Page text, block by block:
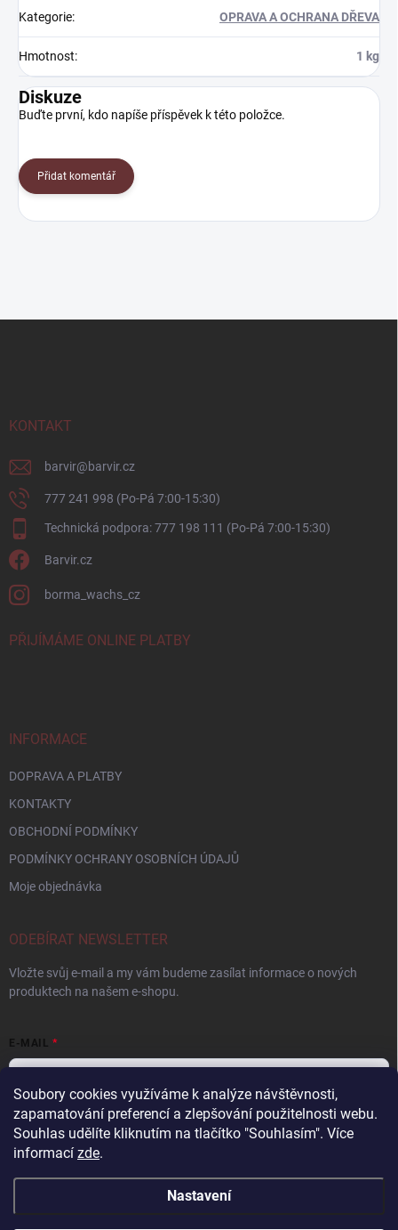
Soubory cookies využíváme k analýze návštěvnosti,
zapamatování preferencí a zlepšování použitelnosti webu.
Souhlas udělíte kliknutím na tlačítko "Souhlasím". Více
informací zde.
Nastavení
Kategorie: OPRAVA A OCHRANA DŘEVA
Hmotnost: 1 kg
Diskuze
Buďte první, kdo napíše příspěvek k této položce.
Přidat komentář
KONTAKT
barvir@barvir.cz
777 241 998 (Po-Pá 7:00-15:30)
Technická podpora: 777 198 111 (Po-Pá 7:00-15:30)
Barvir.cz
borma_wachs_cz
PŘIJÍMÁME ONLINE PLATBY
INFORMACE
DOPRAVA A PLATBY
KONTAKTY
OBCHODNÍ PODMÍNKY
PODMÍNKY OCHRANY OSOBNÍCH ÚDAJŮ
Moje objednávka
ODEBÍRAT NEWSLETTER
Vložte svůj e-mail a my vám budeme zasílat informace o nových
produktech na našem e-shopu.
E-MAIL
Vložením e-mailu souhlasíte s podmínkami ochrany osobních údajů
Přihlásit se